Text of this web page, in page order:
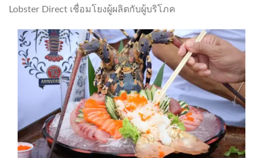
Lobster Direct เชื่อมโยงผู้ผลิตกับผู้บริโภค